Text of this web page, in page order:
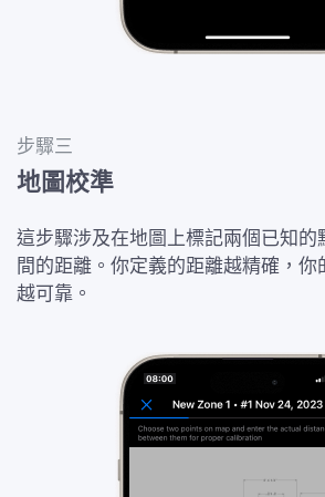
步驟三
地圖校準
這步驟涉及在地圖上標記兩個已知的
間的距離。你定義的距離越精確，
越可靠。